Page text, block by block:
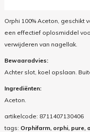
Orphi 100% Aceton, geschikt
een effectief oplosmiddel
verwijderen van nagellak.
Bewaaradvies:
Achter slot, koel opslaan.
Ingrediënten:
Aceton.
artikelcode: 8711407130406
tags: Orphifarm, orphi, pure,